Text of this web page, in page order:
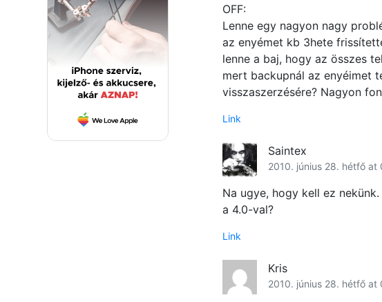
OFF:
Lenne egy nagyon nagy
az enyémet kb 3hete
lenne a baj, hogy az összes
mert backupnál az enyéimet
visszaszerzésére? Nagyon
Link
Saintex
2010. június 28. hétfő at
Na ugye, hogy kell ez nekünk.
a 4.0-val?
Link
Kris
2010. június 28. hétfő at